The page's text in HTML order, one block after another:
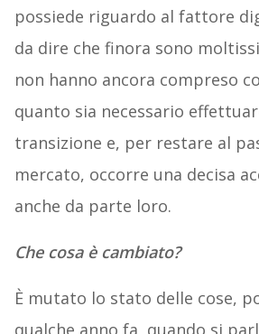
possiede riguardo al fattore
da dire che finora sono
non hanno ancora compreso
quanto sia necessario
transizione e, per restare al
mercato, occorre una decisa
anche da parte loro.
Che cosa è cambiato?
È mutato lo stato delle cose,